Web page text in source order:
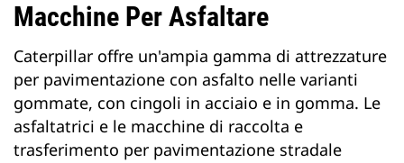
Macchine Per Asfaltare
Caterpillar offre un'ampia gamma di attrezzature
per pavimentazione con asfalto nelle varianti
gommate, con cingoli in acciaio e in gomma. Le
asfaltatrici e le macchine di raccolta e
trasferimento per pavimentazione stradale